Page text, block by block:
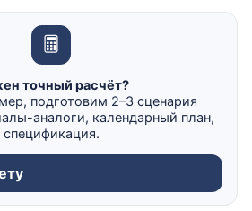
точный расчёт?
подготовим 2–3 сценария
аналоги, календарный план,
спецификация.